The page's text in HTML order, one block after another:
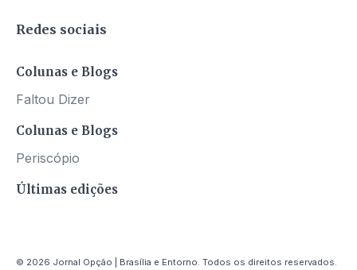
Redes sociais
Colunas e Blogs
Faltou Dizer
Colunas e Blogs
Periscópio
Últimas edições
© 2026 Jornal Opção | Brasília e Entorno. Todos os direitos reservados.